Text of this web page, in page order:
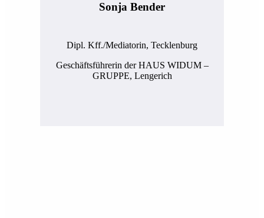
Sonja Bender
Dipl. Kff./Mediatorin, Tecklenburg
Geschäftsführerin der HAUS WIDUM –
GRUPPE, Lengerich